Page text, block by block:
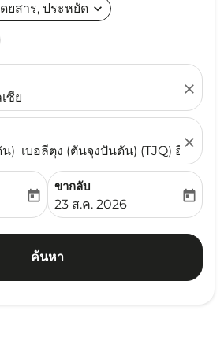
ดยสาร, ประหยัด expand_more
ซีย
close
) เบอลีตุง (ตันจุงปันดัน) (TJQ) อินโดนีเ
close
date-aria-label
today
ขากลับ
fc-booking-return-date-
23 ส.ค. 2026
today
ค้นหา